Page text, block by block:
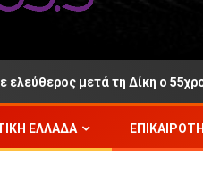
μετά τη Δίκη ο
ΕΛΛΆΔΑ